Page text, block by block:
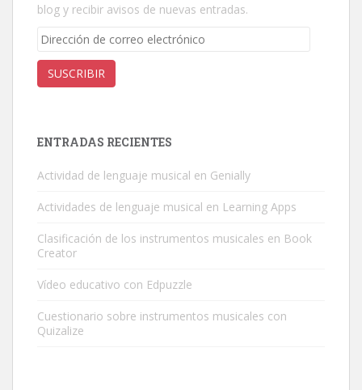
blog y recibir avisos de nuevas entradas.
Dirección
correo
electrónico
SUSCRIBIR
ENTRADAS RECIENTES
Actividad de lenguaje musical en Genially
Actividades de lenguaje musical en Learning Apps
Clasificación de los instrumentos musicales en Book
Creator
Vídeo educativo con Edpuzzle
Cuestionario sobre instrumentos musicales con
Quizalize